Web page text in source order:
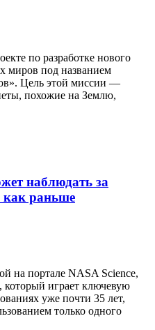
по разработке нового
миров под названием
Цель этой миссии —
похожие на Землю,
наблюдать за
раньше
на портале NASA Science,
который играет ключевую
уже почти 35 лет,
только одного